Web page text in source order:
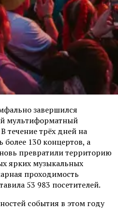
завершился
мультиформатный
течение трёх дней на
более 130 концертов, а
превратили территорию
ярких музыкальных
проходимость
53 983 посетителей.
события в этом году